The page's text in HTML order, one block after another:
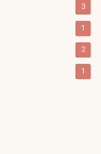
3
1
2
1